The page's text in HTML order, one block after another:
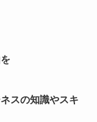
スの知識やスキ